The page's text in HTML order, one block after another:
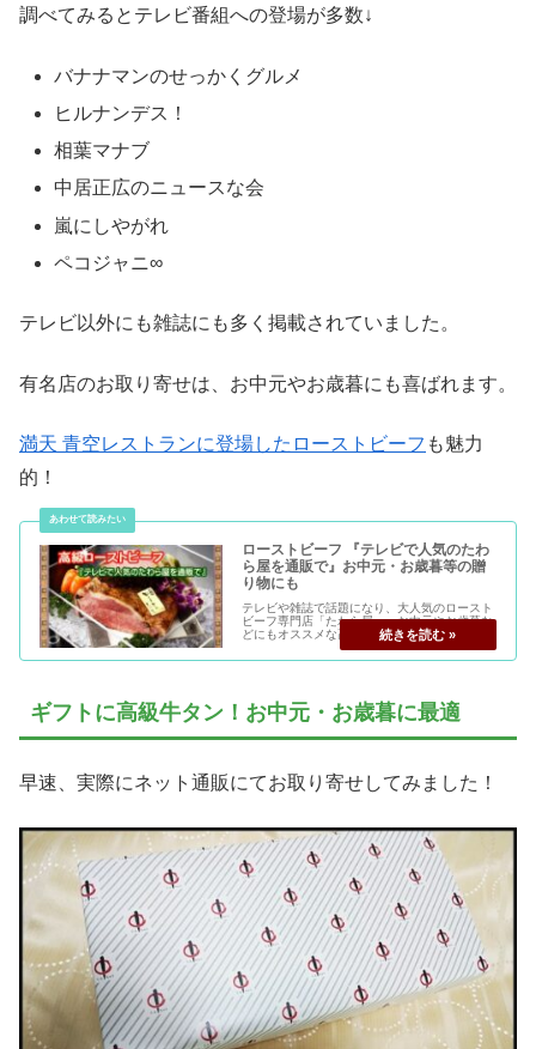
調べてみるとテレビ番組への登場が多数↓
バナナマンのせっかくグルメ
ヒルナンデス！
相葉マナブ
中居正広のニュースな会
嵐にしやがれ
ペコジャニ∞
テレビ以外にも雑誌にも多く掲載されていました。
有名店のお取り寄せは、お中元やお歳暮にも喜ばれます。
満天 青空レストランに登場したローストビーフ も魅力
的！
ローストビーフ 『テレビで人気のたわ
ら屋を通販で』お中元・お歳暮等の贈
り物にも
テレビや雑誌で話題になり、大人気のロースト
ビーフ専門店「たわら屋」。お中元やお歳暮な
どにもオススメな高級品から自宅で楽しめる商
品まで様々。お取り寄せ人気ランキングお得な
お試しセットもご紹介。
ギフトに高級牛タン！お中元・お歳暮に最適
早速、実際にネット通販にてお取り寄せしてみました！